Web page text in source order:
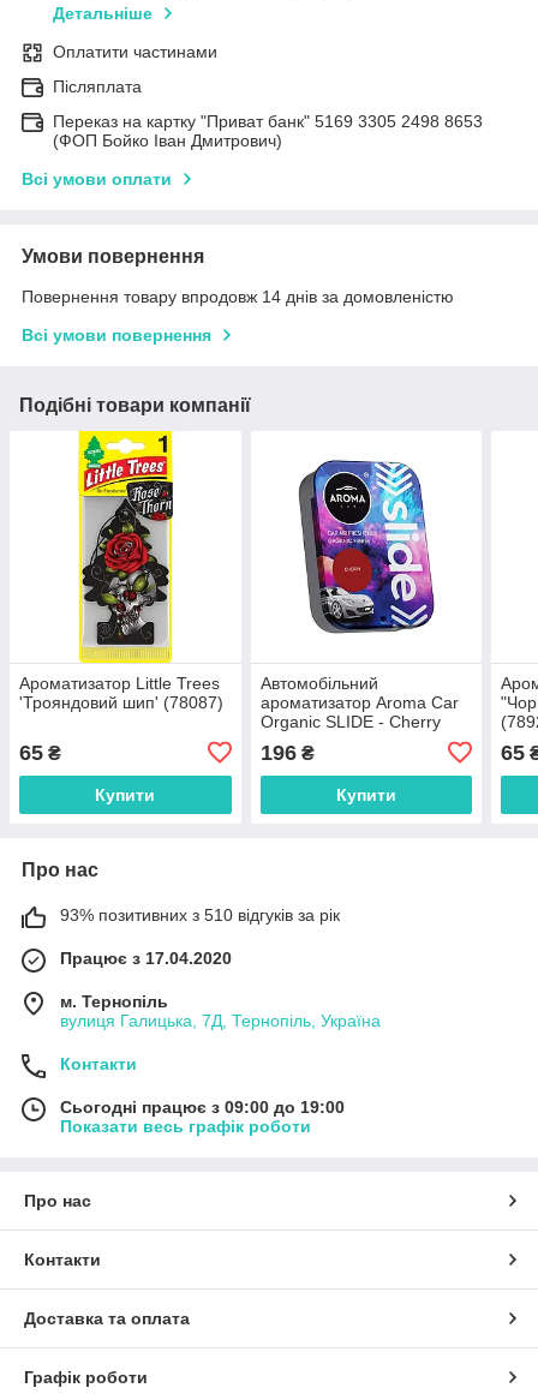
Детальніше
Оплатити частинами
Післяплата
Переказ на картку "Приват банк" 5169 3305 2498 8653
(ФОП Бойко Іван Дмитрович)
Всі умови оплати
Умови повернення
Повернення товару впродовж 14 днів за домовленістю
Всі умови повернення
Подібні товари компанії
Ароматизатор Little Trees
'Трояндовий шип' (78087)
65 ₴
Купити
Автомобільний
ароматизатор Aroma Car
Organic SLIDE - Cherry
196₴
Купити
65
Про нас
93% позитивних з 510 відгуків за рік
Працює з 17.04.2020
м. Тернопіль
вулиця Галицька, 7Д, Тернопіль, Україна
Контакти
Сьогодні працює з 09:00 до 19:00
Показати весь графік роботи
Про нас
Контакти
Доставка та оплата
Графік роботи